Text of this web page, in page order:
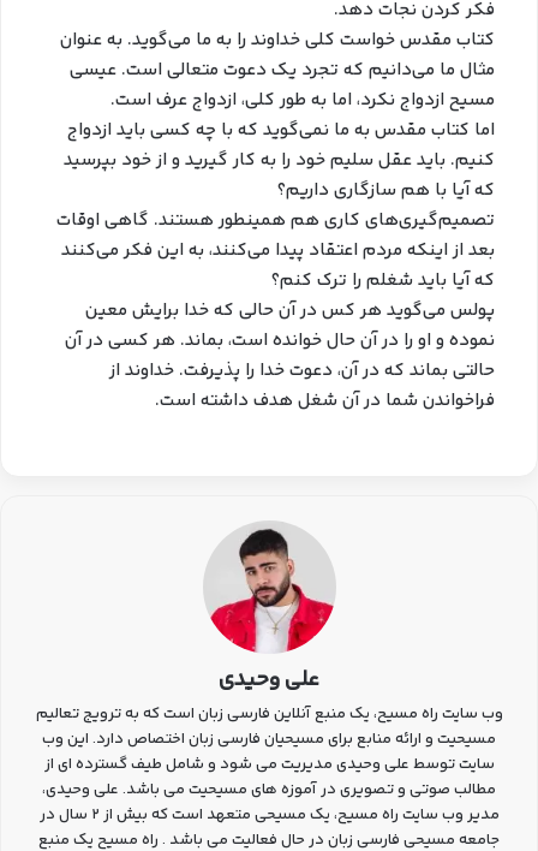
فکر کردن نجات دهد.
کتاب مقدس خواست کلی خداوند را به ما می‌گوید. به عنوان
مثال ما می‌دانیم که تجرد یک دعوت متعالی است. عیسی
مسیح ازدواج نکرد، اما به طور کلی، ازدواج عرف است.
اما کتاب مقدس به ما نمی‌گوید که با چه کسی باید ازدواج
کنیم. باید عقل سلیم خود را به کار گیرید و از خود بپرسید
که آیا با هم سازگاری داریم؟
تصمیم‌گیری‌های کاری هم همینطور هستند. گاهی اوقات
بعد از اینکه مردم اعتقاد پیدا می‌کنند، به این فکر می‌کنند
که آیا باید شغلم را ترک کنم؟
پولس می‌گوید هر کس در آن حالی که خدا برایش معین
نموده و او را در آن حال خوانده است، بماند. هر کسی در آن
حالتی بماند که در آن، دعوت خدا را پذیرفت. خداوند از
فراخواندن شما در آن شغل هدف داشته است.
علی وحیدی
وب سایت راه مسیح، یک منبع آنلاین فارسی زبان است که به ترویج تعالیم
مسیحیت و ارائه منابع برای مسیحیان فارسی زبان اختصاص دارد. این وب
سایت توسط علی وحیدی مدیریت می شود و شامل طیف گسترده ای از
مطالب صوتی و تصویری در آموزه های مسیحیت می باشد. علی وحیدی،
مدیر وب سایت راه مسیح، یک مسیحی متعهد است که بیش از 2 سال در
جامعه مسیحی فارسی زبان در حال فعالیت می باشد . راه مسیح یک منبع